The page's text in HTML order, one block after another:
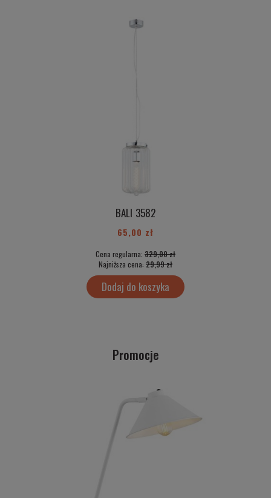
BALI 3582
65,00 zł
Cena regularna: 329,00 zł
Najniższa cena: 29,99 zł
Dodaj do koszyka
Promocje